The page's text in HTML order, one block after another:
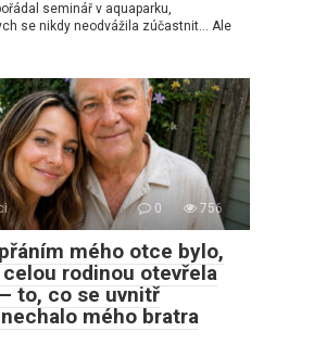
seminář v aquaparku,
se nikdy neodvážila zúčastnit… Ale
0 756
mého otce bylo,
rodinou otevřela
to, co se uvnitř
mého bratra